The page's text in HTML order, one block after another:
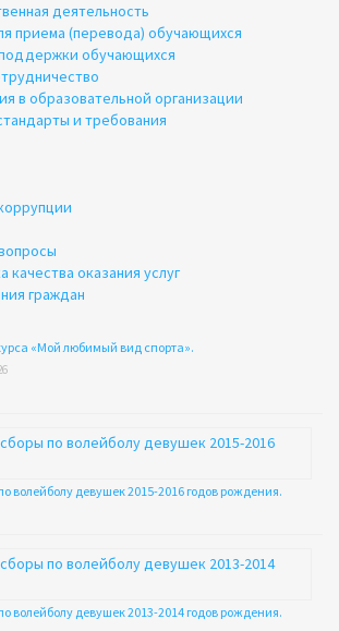
деятельность
приема (перевода) обучающихся
обучающихся
в образовательной организации
и требования
качества оказания услуг
граждан
«Мой любимый вид спорта».
волейболу девушек 2015-2016 годов рождения.
волейболу девушек 2013-2014 годов рождения.